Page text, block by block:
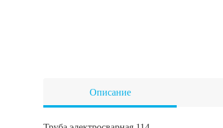
Описание